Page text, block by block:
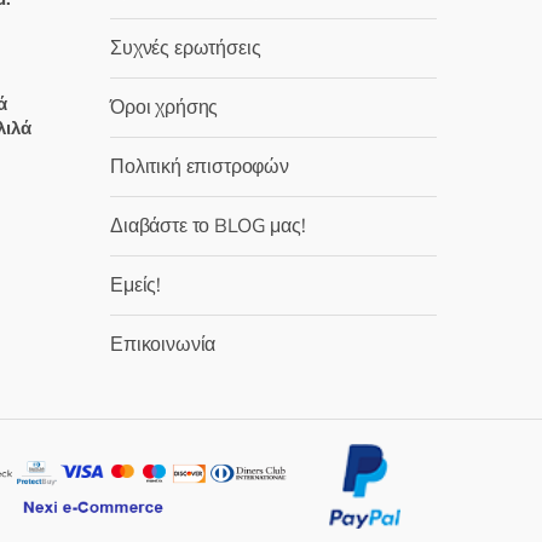
του
προϊόντος
Συχνές ερωτήσεις
Όροι χρήσης
Πολιτική επιστροφών
Διαβάστε το BLOG μας!
Εμείς!
Επικοινωνία